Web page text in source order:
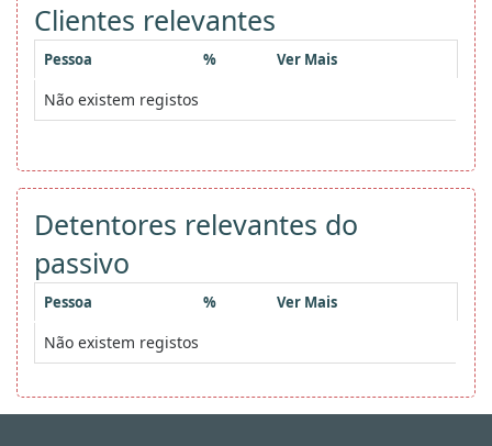
Clientes relevantes
Pessoa % Ver Mais
Não existem registos
Detentores relevantes do
passivo
Pessoa % Ver Mais
Não existem registos